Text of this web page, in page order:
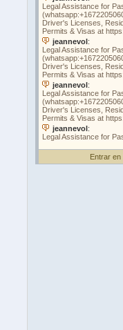
Entrar en